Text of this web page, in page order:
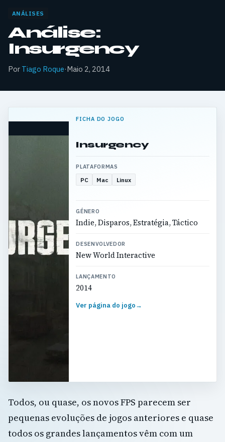
ANÁLISES
Análise:
Insurgency
Por Tiago Roque·Maio 2, 2014
FICHA DO JOGO
Insurgency
PLATAFORMAS
PC Mac Linux
GÉNERO
Indie, Disparos, Estratégia, Táctico
DESENVOLVEDOR
New World Interactive
LANÇAMENTO
2014
Ver página do jogo→
Todos, ou quase, os novos FPS parecem ser
pequenas evoluções de jogos anteriores e quase
todos os grandes lançamentos vêm com um